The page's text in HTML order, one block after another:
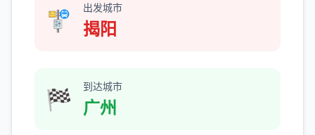
🚏 出发城市
揭阳
🏁 到达城市
广州